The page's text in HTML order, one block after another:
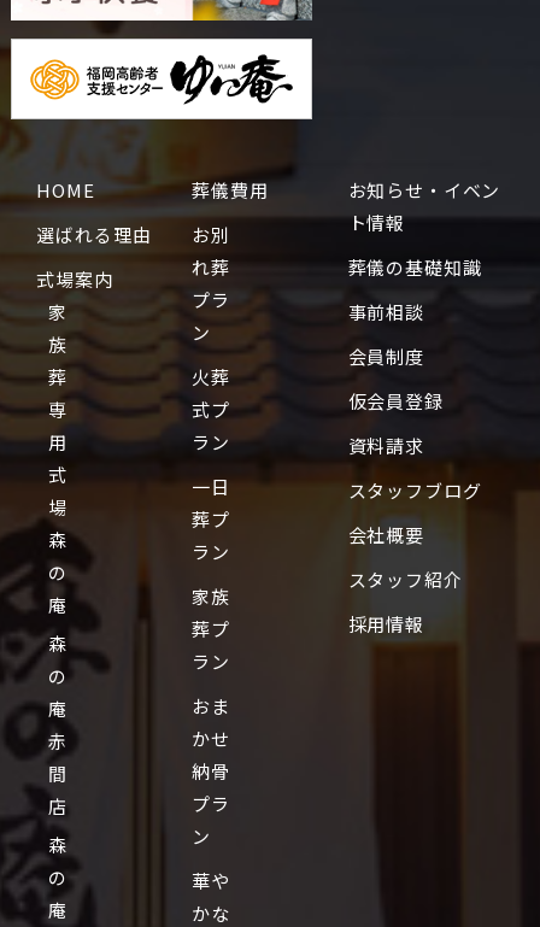
HOME
選ばれる理由
式場案内
家
族
葬
専
用
式
場
森
の
庵
森
の
庵
赤
間
店
森
の
庵
葬儀費用
お別
れ葬
プラ
ン
火葬
式プ
ラン
一日
葬プ
ラン
家族
葬プ
ラン
おま
かせ
納骨
プラ
ン
華や
かな
お知らせ・イベン
ト情報
葬儀の基礎知識
事前相談
会員制度
仮会員登録
資料請求
スタッフブログ
会社概要
スタッフ紹介
採用情報